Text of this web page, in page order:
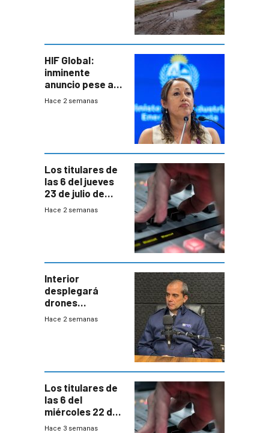
HIF Global:
inminente
anuncio pese a
declaración de
gobierno
Hace 2 semanas
Los titulares de
las 6 del jueves
23 de julio de
2026
Hace 2 semanas
Interior
desplegará
drones
autónomos para
Hace 2 semanas
Los titulares de
las 6 del
miércoles 22 de
julio de 2026
Hace 3 semanas